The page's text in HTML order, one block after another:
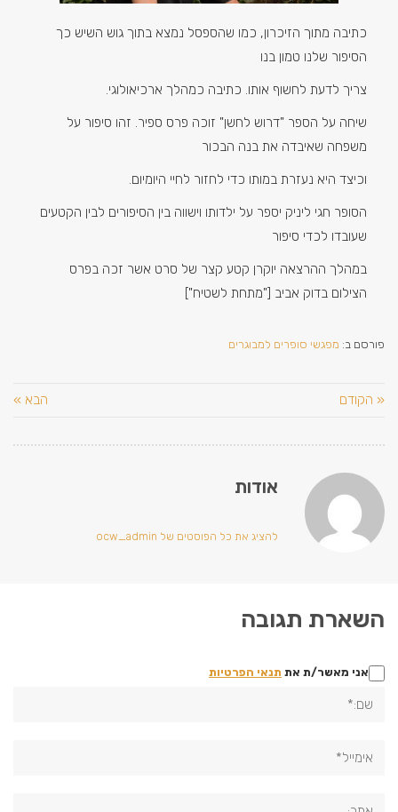
כתיבה מתוך הזיכרון, כמו שהספסל נמצא בתוך גוש השיש כך
הסיפור שלנו טמון בנו
צריך לדעת לחשוף אותו. כתיבה כמהלך ארכיאולוגי.
שיחה על הספר "דרוש לחשן" זוכה פרס ספיר. זהו סיפור על
משפחה שאיבדה את בנה הבכור
וכיצד היא נעזרת במותו כדי לחזור לחיי היומיום.
הסופר חגי ליניק יספר על ילדותו וישווה בין הסיפורים לבין הקטעים
שעובדו לכדי סיפור
במהלך ההרצאה יוקרן קטע קצר של סרט אשר זכה בפרס
הצילום בדוק אביב ["מתחת לשטיח"]
פורסם ב: מפגשי סופרים למבוגרים
« הקודם הבא »
אודות
להציג את כל הפוסטים של ocw_admin
השארת תגובה
אני מאשר/ת את תנאי הפרטיות